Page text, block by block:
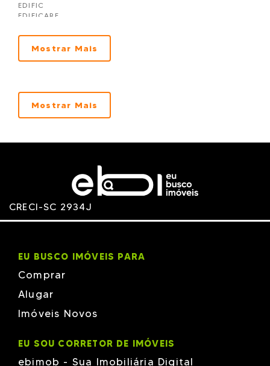
EDIFIC
EDIFICARE
EXCELENCIA
F Vieira
H EMPREENDIMENTOS - H LIVING
M SANTOS
Macom
MELCHIORETTO
MJ7
N1
PESSOA
Phacz
Poti Junior`s
Revê
Mostrar Mais
Mostrar Mais
CRECI-SC 2934J
EU BUSCO IMÓVEIS PARA
Comprar
Alugar
Imóveis Novos
EU SOU CORRETOR DE IMÓVEIS
ebimob - Sua Imobiliária Digital